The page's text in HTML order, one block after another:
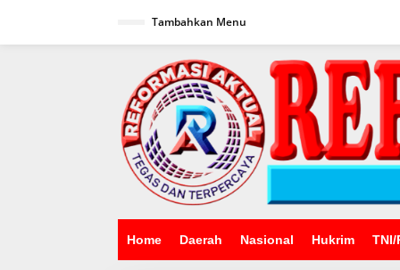
Tambahkan Menu
Home Daerah Nasional Hukrim TNI/